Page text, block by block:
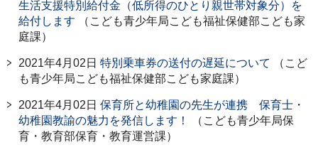
生活支援特別給付金（低所得のひとり親世帯対象分）を
給付します （こども青少年局こども福祉保健部こども家
庭課）
2021年4月02日 特別乗車券の送付の遅延について
（こど
も青少年局こども福祉保健部こども家庭課）
2021年4月02日 保育所と幼稚園の先生が連携 保育士・
幼稚園教諭の魅力を発信します！
（こども青少年局保
育・教育部保育・教育運営課）